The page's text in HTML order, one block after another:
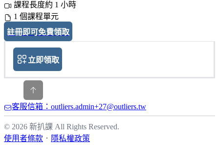
課程長度約 1 小時
1 個課程單元
註冊即可免費領取
立即領取
客服信箱：outliers.admin+27@outliers.tw
© 2026 新扒課 All Rights Reserved.
使用者條款 ． 隱私權政策